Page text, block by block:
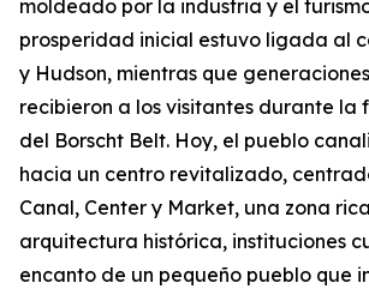
moldeado por la industria y el
prosperidad inicial estuvo ligada al
y Hudson, mientras que
recibieron a los visitantes durante la
del Borscht Belt. Hoy, el pueblo
hacia un centro revitalizado,
Canal, Center y Market, una zona
arquitectura histórica, instituciones
encanto de un pequeño pueblo que